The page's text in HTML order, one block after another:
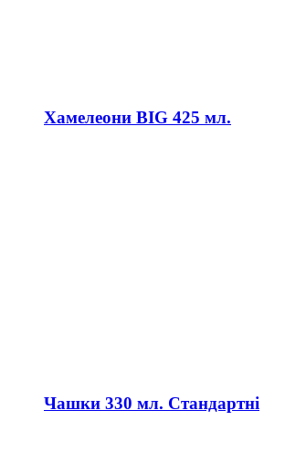
Хамелеони BIG 425 мл.
Чашки 330 мл. Стандартні